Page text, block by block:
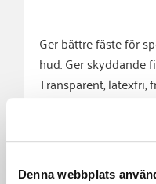
Denna webbplats
Ger bättre fäste för
hud. Ger skyddande
Transparent, latexfri,